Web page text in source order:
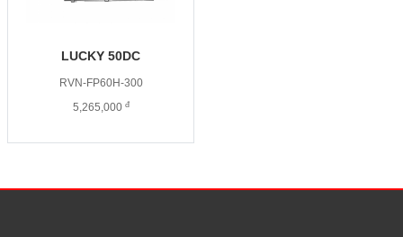
LUCKY 50DC
RVN-FP60H-300
5,265,000 đ